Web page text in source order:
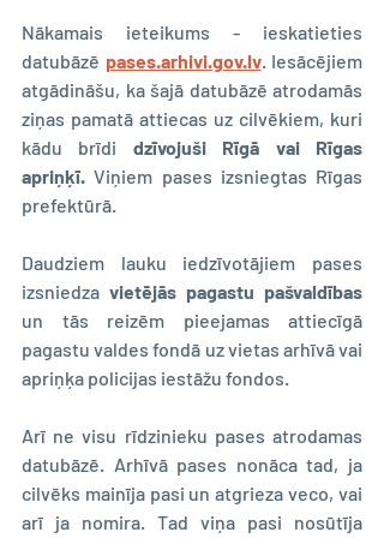
Nākamais ieteikums - ieskatieties
datubāzē pases.arhivi.gov.lv. Iesācējiem
atgādināšu, ka šajā datubāzē atrodamās
ziņas pamatā attiecas uz cilvēkiem, kuri
kādu brīdi dzīvojuši Rīgā vai Rīgas
apriņķī. Viņiem pases izsniegtas Rīgas
prefektūrā.
Daudziem lauku iedzīvotājiem pases
izsniedza vietējās pagastu pašvaldības
un tās reizēm pieejamas attiecīgā
pagastu valdes fondā uz vietas arhīvā vai
apriņķa policijas iestāžu fondos.
Arī ne visu rīdzinieku pases atrodamas
datubāzē. Arhīvā pases nonāca tad, ja
cilvēks mainīja pasi un atgrieza veco, vai
arī ja nomira. Tad viņa pasi nosūtīja